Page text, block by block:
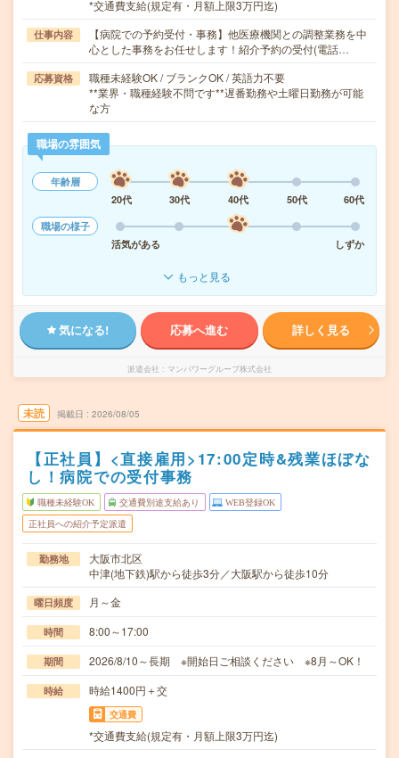
*交通費支給(規定有・月額上限3万円迄)
仕事内容
【病院での予約受付・事務】他医療機関との調整業務を中
心とした事務をお任せします！紹介予約の受付(電話…
応募資格
職種未経験OK / ブランクOK / 英語力不要
**業界・職種経験不問です**遅番勤務や土曜日勤務が可能
な方
職場の雰囲気
年齢層
20代
30代 40代 50代
60代
職場の様子
活気がある
しずか
もっと見る
気になる! 応募へ進む 詳しく見る
派遣会社 マンパワーグループ株式会社
未読 掲載日 2026/08/05
【正社員】<直接雇用>17:00定時&残業ほぼな
し！病院での受付事務
職種未経験OK 交通費別途支給あり WEB登録OK
正社員への紹介予定派遣
勤務地
大阪市北区
中津(地下鉄)駅から徒歩3分／大阪駅から徒歩10分
曜日頻度 月～金
時間 8:00～17:00
期間 2026/8/10～長期 ※開始日ご相談ください ※8月～OK！
時給 時給1400円＋交
交通費
*交通費支給(規定有・月額上限3万円迄)